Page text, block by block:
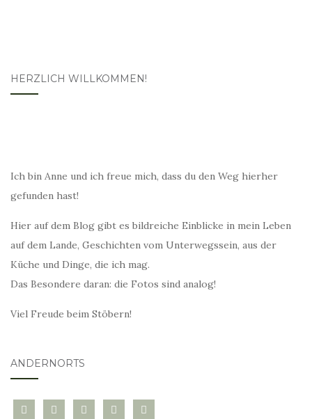
HERZLICH WILLKOMMEN!
Ich bin Anne und ich freue mich, dass du den Weg hierher
gefunden hast!
Hier auf dem Blog gibt es bildreiche Einblicke in mein Leben
auf dem Lande, Geschichten vom Unterwegssein, aus der
Küche und Dinge, die ich mag.
Das Besondere daran: die Fotos sind analog!
Viel Freude beim Stöbern!
ANDERNORTS
bloglovininstagramtwitter pinterest
mail